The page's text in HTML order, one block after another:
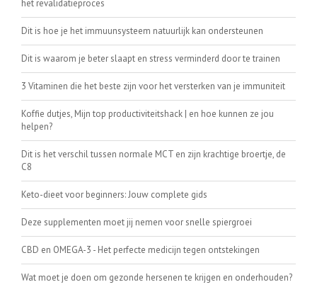
het revalidatieproces
Dit is hoe je het immuunsysteem natuurlijk kan ondersteunen
Dit is waarom je beter slaapt en stress verminderd door te trainen
3 Vitaminen die het beste zijn voor het versterken van je immuniteit
Koffie dutjes, Mijn top productiviteitshack | en hoe kunnen ze jou
helpen?
Dit is het verschil tussen normale MCT en zijn krachtige broertje, de
C8
Keto-dieet voor beginners: Jouw complete gids
Deze supplementen moet jij nemen voor snelle spiergroei
CBD en OMEGA-3 - Het perfecte medicijn tegen ontstekingen
Wat moet je doen om gezonde hersenen te krijgen en onderhouden?